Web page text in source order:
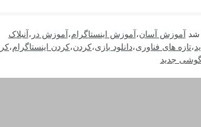
شدآموزش آسان،آموزش اینستاگرام،آموزش در ،آنبلاک
،تازه های فناوری،دانلود بازی،کردن،کردن اینستاگرام،
جدید